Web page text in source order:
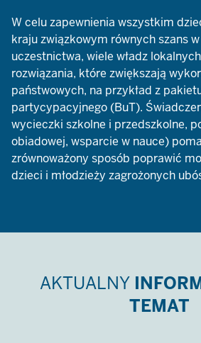
W celu zapewnienia wszystkim
kraju związkowym równych szans
uczestnictwa, wiele władz
rozwiązania, które zwiększają
państwowych, na przykład z
partycypacyjnego (BuT).
wycieczki szkolne i przedszkolne,
obiadowej, wsparcie w nauce)
zrównoważony sposób poprawić
dzieci i młodzieży zagrożonych
AKTUALNY
TEMAT